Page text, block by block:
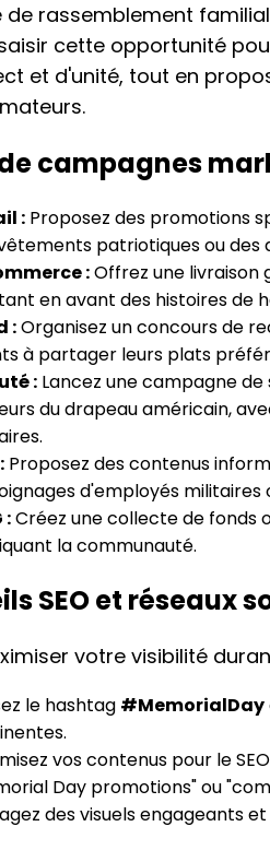
de rassemblement
cette opportunité
et d'unité, tout en
campagnes
: Proposez des promotions
patriotiques ou des
:Offrez une livraison
en avant des histoires de
:Organisez un concours de
à partager leurs plats
: Lancez une campagne
du drapeau américain,
Proposez des contenus
d'employés militaires
:Créez une collecte de fonds
la communauté.
SEO et réseaux
votre visibilité
le hashtag #MemorialDay
vos contenus pour le
Day promotions" ou
des visuels engageants